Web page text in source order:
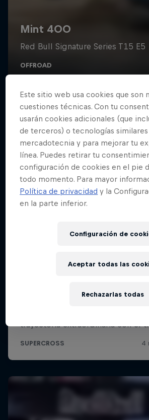
Este sitio web usa cookies que son
cuestiones técnicas. Con tu
usarán cookies adicionales (que
de terceros) o tecnologías
mercadotecnia y para mejorar tu
línea. Puedes retirar tu
configuración de cookies en el pie
todo momento. Para mayor
Política de privacidad y la
en la parte inferior.
Configuración de
Rechazarlas todas
Aceptar todas las